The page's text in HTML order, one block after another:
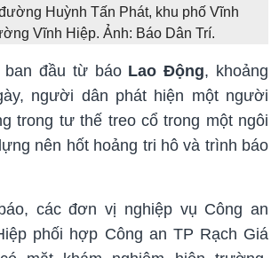
Huỳnh Tấn Phát, khu phố Vĩnh
Vĩnh Hiệp. Ảnh: Báo Dân Trí.
ban đầu từ báo Lao Động, khoảng
người dân phát hiện một người
trong tư thế treo cổ trong một ngôi
nên hốt hoảng tri hô và trình báo
các đơn vị nghiệp vụ Công an
phối hợp Công an TP Rạch Giá